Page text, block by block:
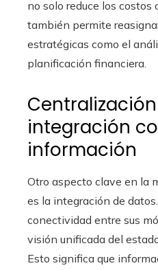
no solo reduce los costos
también permite
estratégicas como el
planificación financiera.
integración
información
Otro aspecto clave en la
es la integración de
conectividad entre sus
visión unificada del
Esto significa que